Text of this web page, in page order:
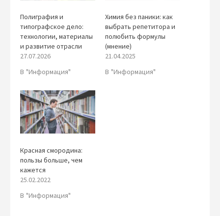
Полиграфия и
типографское дело:
технологии, материалы
и развитие отрасли
27.07.2026
В "Информация"
Химия без паники: как
выбрать репетитора и
полюбить формулы
(мнение)
21.04.2025
В "Информация"
Красная смородина:
пользы больше, чем
кажется
25.02.2022
В "Информация"